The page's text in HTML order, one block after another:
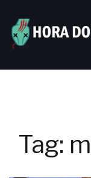
content
Tag: